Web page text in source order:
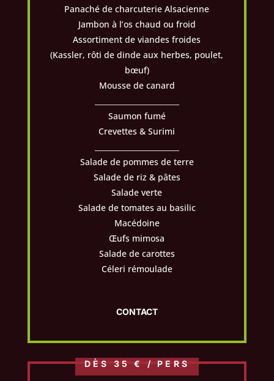
Panaché de charcuterie Alsacienne
Jambon à l’os chaud ou froid
Assortiment de viandes froides
(Kassler, rôti de dinde aux herbes, poulet,
bœuf)
Mousse de canard
Saumon fumé
Crevettes & Surimi
Salade de pommes de terre
Salade de riz & pâtes
Salade verte
Salade de tomates au basilic
Macédoine
Œufs mimosa
Salade de carottes
Céleri rémoulade
CONTACT
DÈS 35 € / PERS